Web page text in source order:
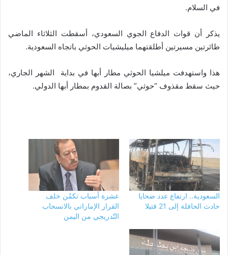
في السلام.
يذكر أن قوات الدفاع الجوي السعودي، أسقطت الثلاثاء الماضي
طائرتين مسيرتين أطلقتهما ميليشيات الحوثي باتجاه السعودية.
هذا واستهدفت ميلشيا الحوثي مطار أبها في بداية الشهر الجاري،
حيث سقط مقذوف “حوثي” بصالة القدوم بمطار أبها الدولي.
السعودية.. ارتفاع عدد ضحايا
حادث الحافلة إلى 21 قتيلا
عشرة أسباب تكمُن خلف
القرار الإماراتي بالانسحاب
التّدريجي من اليمن